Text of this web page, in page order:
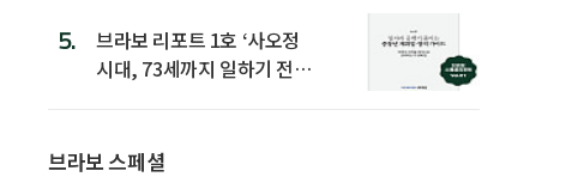
5.
브라보 리포트 1호 ‘사오정
시대, 73세까지 일하기 전략’
브라보 스페셜